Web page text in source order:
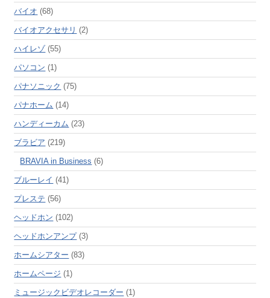
バイオ (68)
バイオアクセサリ (2)
ハイレゾ(55)
パソコン (1)
パナソニック (75)
パナホーム (14)
ハンディーカム (23)
ブラビア (219)
BRAVIA in Business (6)
ブルーレイ (41)
プレステ (56)
ヘッドホン (102)
ヘッドホンアンプ(3)
ホームシアター (83)
ホームページ (1)
ミュージックビデオレコーダー (1)